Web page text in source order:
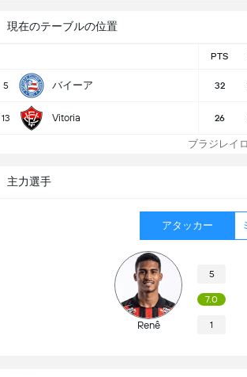
現在のテーブルの位置
PTS
5 バイーア 32
13 Vitoria 26
ブラジレイ
主力選手
アタッカー
Renê
5
7.0
1